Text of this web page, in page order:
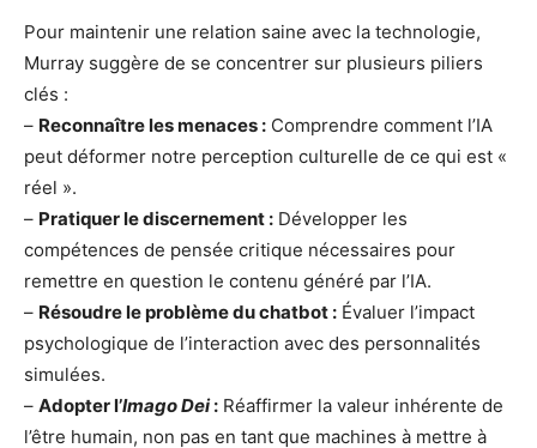
Pour maintenir une relation saine avec la technologie,
Murray suggère de se concentrer sur plusieurs piliers
clés :
– Reconnaître les menaces : Comprendre comment l’IA
peut déformer notre perception culturelle de ce qui est «
réel ».
– Pratiquer le discernement : Développer les
compétences de pensée critique nécessaires pour
remettre en question le contenu généré par l’IA.
– Résoudre le problème du chatbot : Évaluer l’impact
psychologique de l’interaction avec des personnalités
simulées.
– Adopter l’Imago Dei: Réaffirmer la valeur inhérente de
l’être humain, non pas en tant que machines à mettre à